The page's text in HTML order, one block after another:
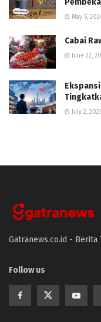
May 5,
Cabai
June 22,
July 2,
Gatranews.co.id -
Follow us